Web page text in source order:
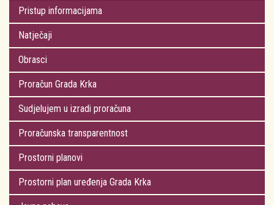
Pristup informacijama
Natječaji
Obrasci
Proračun Grada Krka
Sudjelujem u izradi proračuna
Proračunska transparentnost
Prostorni planovi
Prostorni plan uređenja Grada Krka